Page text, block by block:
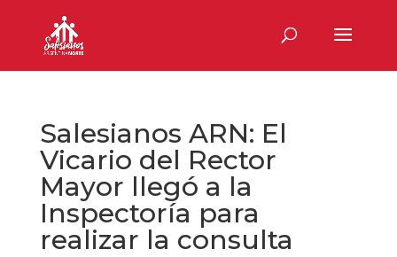
Salesianos ARN: El
Vicario del Rector
Mayor llegó a la
Inspectoría para
realizar la consulta